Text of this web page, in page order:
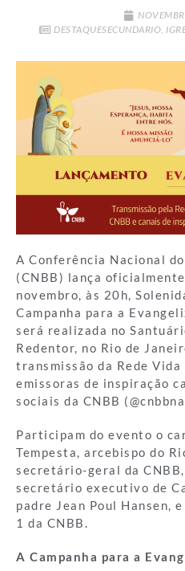
DESTAQUESECUNDARIO,
A Conferência Nacional
(CNBB) lança
novembro, às 20h,
Campanha para a
será realizada no
Redentor, no Rio de
transmissão da Rede
emissoras de inspiração
sociais da CNBB
Participam do evento o
Tempesta, arcebispo do
secretário-geral da
secretário executivo de
padre Jean Poul Hansen,
1 da CNBB.
A Campanha para a